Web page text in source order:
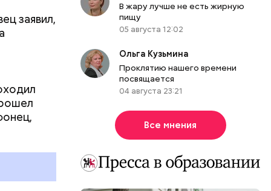
заявил,
В жару лучше не есть жирную
пищу
05 августа 12:02
Ольга Кузьмина
Проклятию нашего времени
посвящается
04 августа 23:21
Все мнения